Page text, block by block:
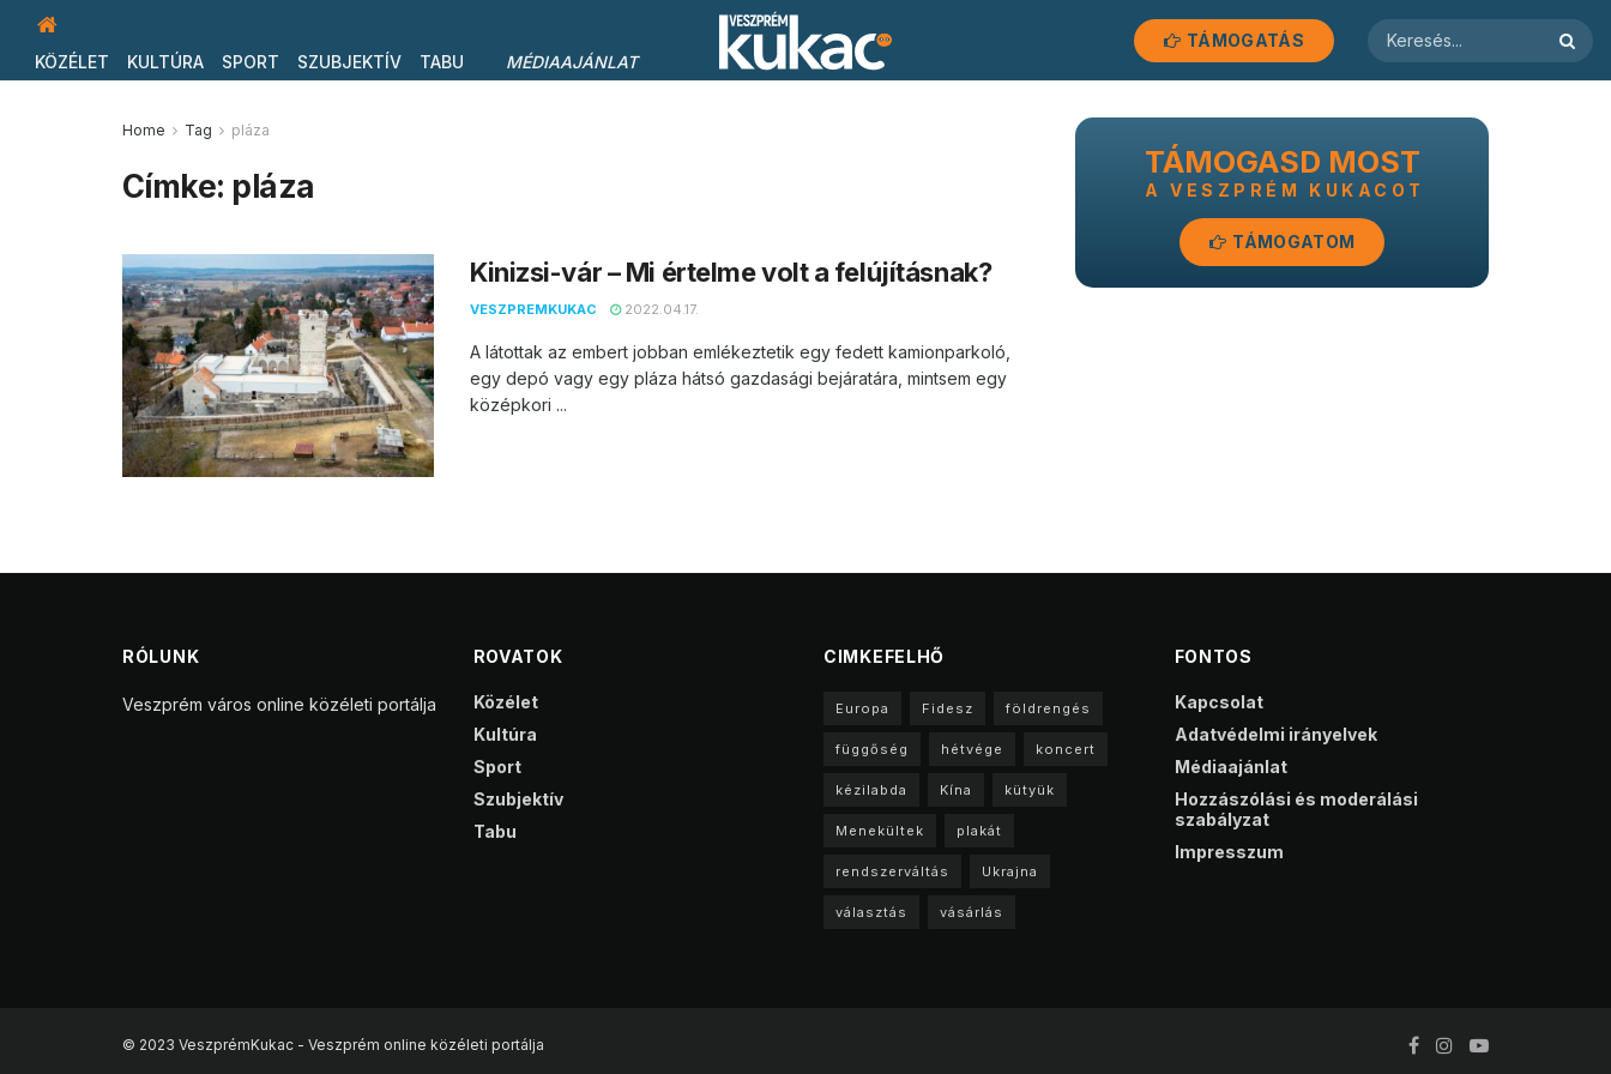
KÖZÉLET KULTÚRA SPORT SZUBJEKTÍV TABU MÉDIAAJÁNLAT
TÁMOGATÁS
Home Tag pláza
Címke: pláza
Kinizsi-vár – Mi értelme volt a felújításnak?
VESZPREMKUKAC 2022.04.17.
A látottak az embert jobban emlékeztetik egy fedett kamionparkoló,
egy depó vagy egy pláza hátsó gazdasági bejáratára, mintsem egy
középkori ...
TÁMOGASD MOST
A VESZPRÉM KUKACOT
TÁMOGATOM
RÓLUNK
Veszprém város online közéleti portálja
ROVATOK
Közélet
Kultúra
Sport
Szubjektív
Tabu
CIMKEFELHŐ
Europa Fidesz földrengés
függőség hétvége koncert
kézilabda Kína kütyük
Menekültek plakát
rendszerváltás Ukrajna
választás vásárlás
FONTOS
Kapcsolat
Adatvédelmi irányelvek
Médiaajánlat
Hozzászólási és moderálási
szabályzat
Impresszum
© 2023 VeszprémKukac - Veszprém online közéleti portálja